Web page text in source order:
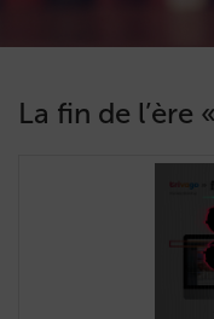
La fin de l’ère